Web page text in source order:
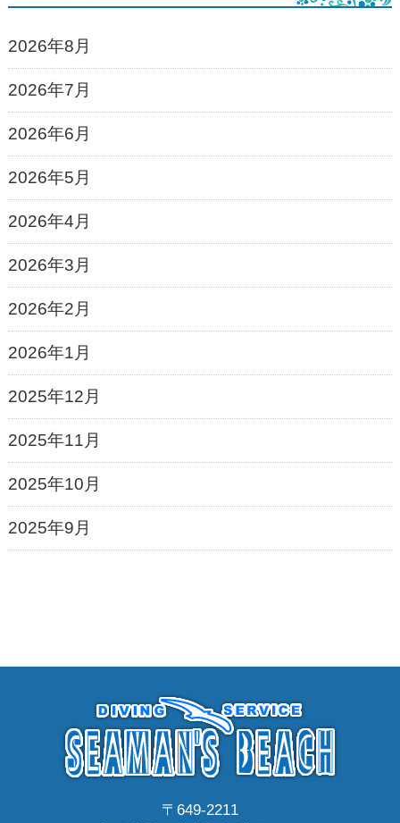
2026年8月
2026年7月
2026年6月
2026年5月
2026年4月
2026年3月
2026年2月
2026年1月
2025年12月
2025年11月
2025年10月
2025年9月
〒649-2211